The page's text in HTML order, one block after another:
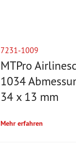
7231-1009
MTPro
1034
34 x 13 mm
Mehr erfahren